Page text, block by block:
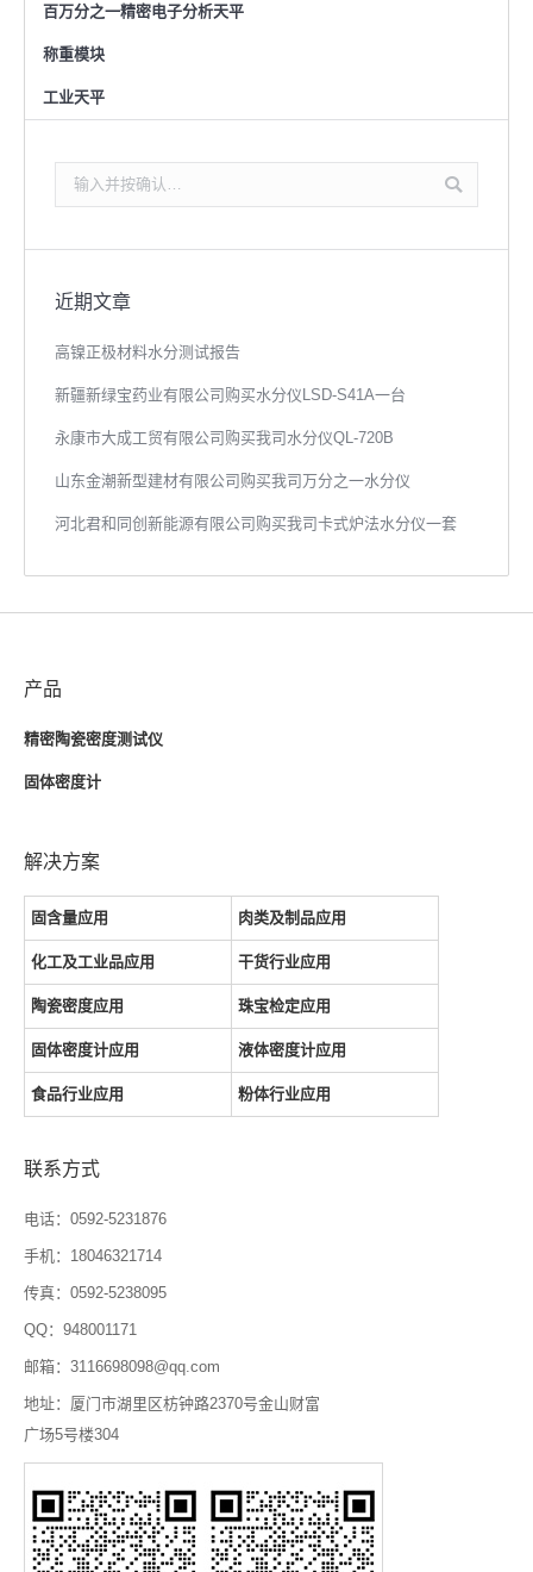
百万分之一精密电子分析天平
称重模块
工业天平
索：
近期文章
高镍正极材料水分测试报告
新疆新绿宝药业有限公司购买水分仪LSD-S41A一台
永康市大成工贸有限公司购买我司水分仪QL-720B
山东金潮新型建材有限公司购买我司万分之一水分仪
河北君和同创新能源有限公司购买我司卡式炉法水分仪一套
产品
精密陶瓷密度测试仪
固体密度计
解决方案
固含量应用 肉类及制品应用
化工及工业品应用 干货行业应用
陶瓷密度应用 珠宝检定应用
固体密度计应用 液体密度计应用
食品行业应用 粉体行业应用
联系方式
电话：0592-5231876
手机：18046321714
传真：0592-5238095
QQ：948001171
邮箱：3116698098@qq.com
地址：厦门市湖里区枋钟路2370号金山财富
广场5号楼304